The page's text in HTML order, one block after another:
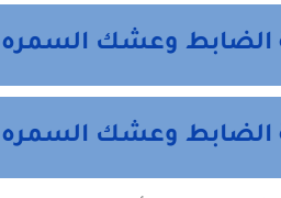
الضابط وعشك
الضابط وعشك السمره